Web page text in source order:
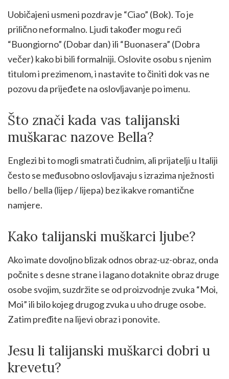
Uobičajeni usmeni pozdrav je “Ciao” (Bok). To je
prilično neformalno. Ljudi također mogu reći
“Buongiorno” (Dobar dan) ili “Buonasera” (Dobra
večer) kako bi bili formalniji. Oslovite osobu s njenim
titulom i prezimenom, i nastavite to činiti dok vas ne
pozovu da prijeđete na oslovljavanje po imenu.
Što znači kada vas talijanski
muškarac nazove Bella?
Englezi bi to mogli smatrati čudnim, ali prijatelji u Italiji
često se međusobno oslovljavaju s izrazima nježnosti
bello / bella (lijep / lijepa) bez ikakve romantične
namjere.
Kako talijanski muškarci ljube?
Ako imate dovoljno blizak odnos obraz-uz-obraz, onda
počnite s desne strane i lagano dotaknite obraz druge
osobe svojim, suzdržite se od proizvodnje zvuka “Moi,
Moi” ili bilo kojeg drugog zvuka u uho druge osobe.
Zatim pređite na lijevi obraz i ponovite.
Jesu li talijanski muškarci dobri u
krevetu?